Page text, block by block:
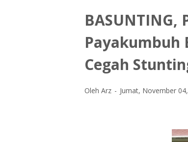
Cegah
Oleh Arz Jumat, November